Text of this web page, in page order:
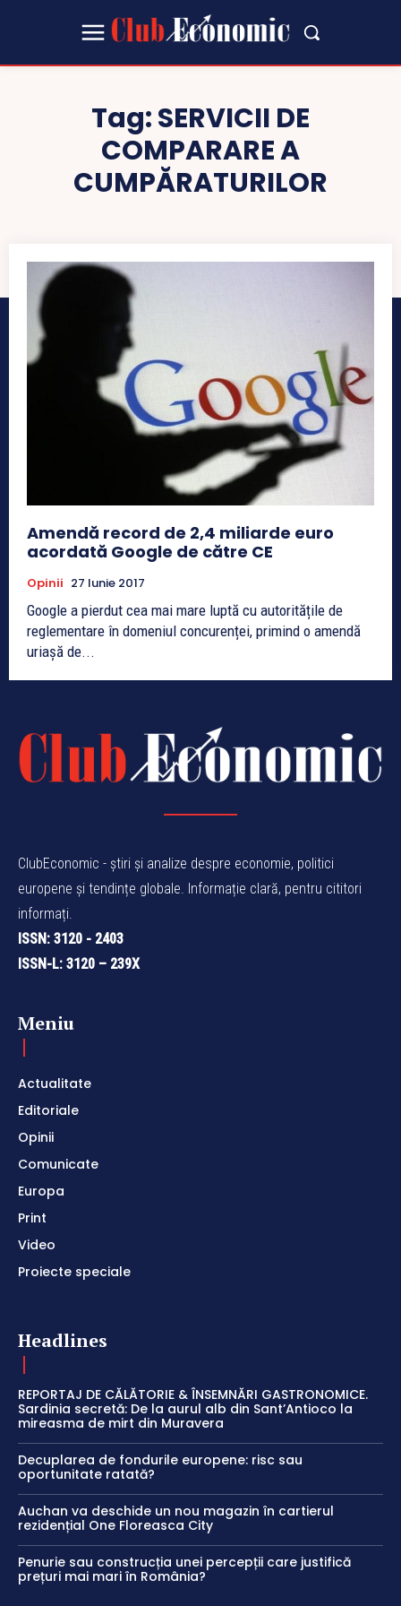
Tag:SERVICII DE
COMPARARE A
CUMPĂRATURILOR
Amendă record de 2,4 miliarde euro
acordată Google de către CE
Opinii 27 Iunie 2017
Google a pierdut cea mai mare luptă cu autoritățile de
reglementare în domeniul concurenței, primind o amendă
uriașă de...
ClubEconomic - știri și analize despre economie, politici
europene și tendințe globale. Informație clară, pentru cititori
informați.
ISSN: 3120 - 2403
ISSN-L: 3120 – 239X
Meniu
Actualitate
Editoriale
Opinii
Comunicate
Europa
Print
Video
Proiecte speciale
Headlines
REPORTAJ DE CĂLĂTORIE & ÎNSEMNĂRI GASTRONOMICE.
Sardinia secretă: De la aurul alb din Sant’Antioco la
mireasma de mirt din Muravera
Decuplarea de fondurile europene: risc sau
oportunitate ratată?
Auchan va deschide un nou magazin în cartierul
rezidențial One Floreasca City
Penurie sau construcția unei percepții care justifică
prețuri mai mari în România?